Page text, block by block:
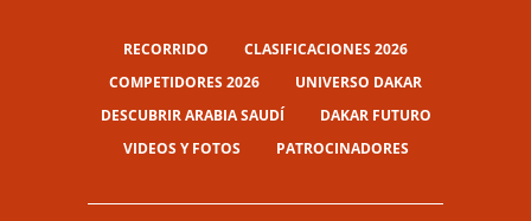
RECORRIDO
CLASIFICACIONES 2026
COMPETIDORES 2026
UNIVERSO DAKAR
DESCUBRIR ARABIA SAUDÍ
DAKAR FUTURO
VIDEOS Y FOTOS
PATROCINADORES